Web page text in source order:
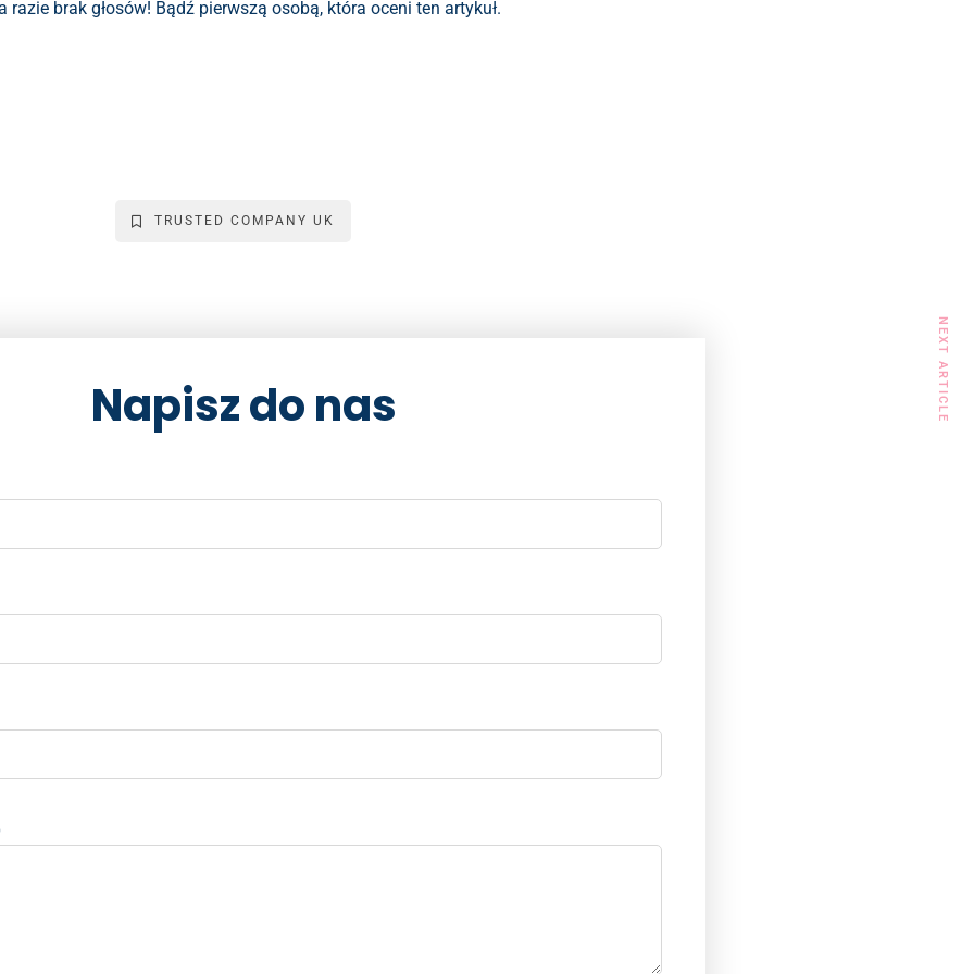
razie brak głosów! Bądź pierwszą osobą, która oceni ten artykuł.
TRUSTED COMPANY UK
Napisz do nas NEXT ARTICLE